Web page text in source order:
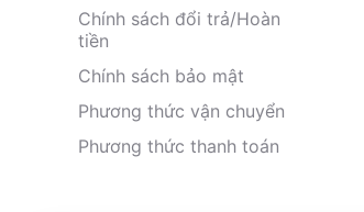
Chính sách đổi trả/Hoàn
tiền
Chính sách bảo mật
Phương thức vận chuyển
Phương thức thanh toán